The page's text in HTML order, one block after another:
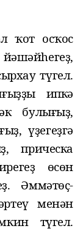
ҡот осҡос
йәшәйһегеҙ,
түгел.
ипкә
булығыҙ,
үҙегеҙгә
прическа
өсөн
Әммәтөҫ-
менән
түгел.